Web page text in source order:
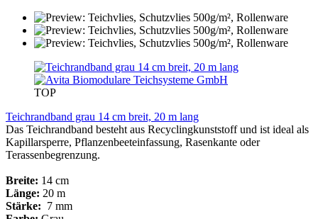
TOP
Teichrandband grau 14 cm breit, 20 m lang
Das Teichrandband besteht aus Recyclingkunststoff und ist ideal als
Kapillarsperre, Pflanzenbeeteinfassung, Rasenkante oder
Terassenbegrenzung.
Breite: 14 cm
Länge: 20 m
Stärke: 7 mm